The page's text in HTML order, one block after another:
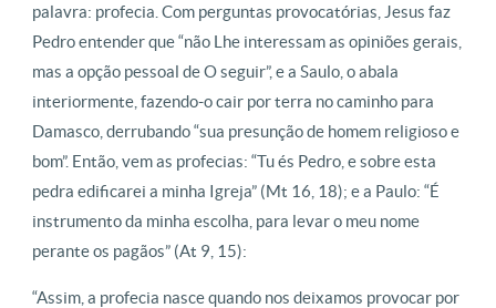
palavra: profecia. Com perguntas provocatórias, Jesus faz
Pedro entender que “não Lhe interessam as opiniões gerais,
mas a opção pessoal de O seguir”, e a Saulo, o abala
interiormente, fazendo-o cair por terra no caminho para
Damasco, derrubando “sua presunção de homem religioso e
bom”. Então, vem as profecias: “Tu és Pedro, e sobre esta
pedra edificarei a minha Igreja” (Mt 16, 18); e a Paulo: “É
instrumento da minha escolha, para levar o meu nome
perante os pagãos” (At 9, 15):
“Assim, a profecia nasce quando nos deixamos provocar por